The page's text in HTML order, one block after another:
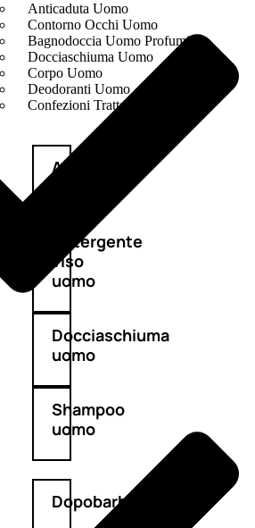
Anticaduta Uomo
Contorno Occhi Uomo
Bagnodoccia Uomo Profumi
Docciaschiuma Uomo
Corpo Uomo
Deodoranti Uomo
Confezioni Trattamenti Uomo
Antietà
Detergente
viso
uomo
Docciaschiuma
uomo
Shampoo
uomo
Dopobarba